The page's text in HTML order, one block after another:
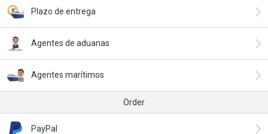
Plazo de entrega
Agentes de aduanas
Agentes marítimos
Order
PayPal